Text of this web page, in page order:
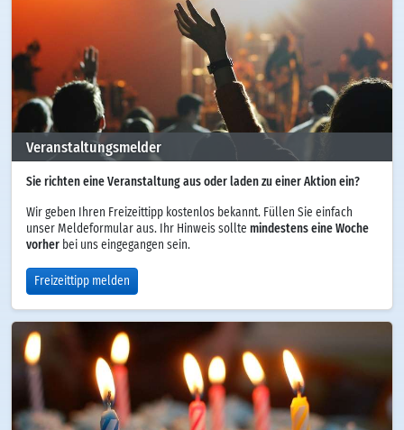
Veranstaltungsmelder
Sie richten eine Veranstaltung aus oder laden zu einer Aktion ein?
Wir geben Ihren Freizeittipp kostenlos bekannt. Füllen Sie einfach
unser Meldeformular aus. Ihr Hinweis sollte mindestens eine Woche
vorher bei uns eingegangen sein.
Freizeittipp melden